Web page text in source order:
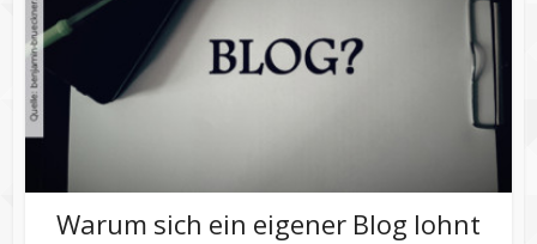
Warum sich ein eigener Blog lohnt